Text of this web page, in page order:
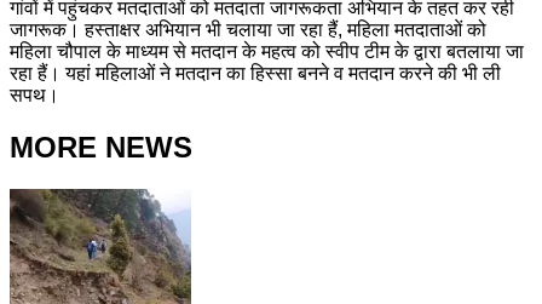
गांवों में पहुंचकर मतदाताओं को मतदाता जागरूकता अभियान के तहत कर रही
जागरूक। हस्ताक्षर अभियान भी चलाया जा रहा हैं, महिला मतदाताओं को
महिला चौपाल के माध्यम से मतदान के महत्व को स्वीप टीम के द्वारा बतलाया जा
रहा हैं। यहां महिलाओं ने मतदान का हिस्सा बनने व मतदान करने की भी ली
सपथ।
MORE NEWS